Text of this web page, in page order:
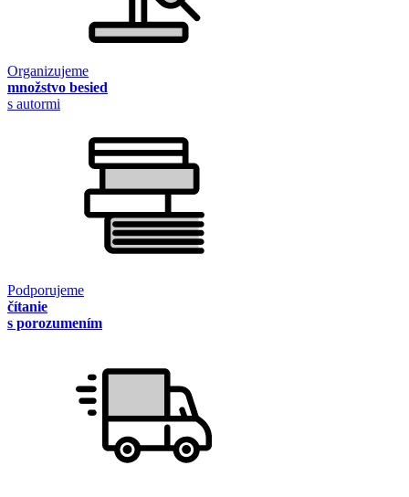
Organizujeme
množstvo besied
s autormi
Podporujeme
čítanie
s porozumením